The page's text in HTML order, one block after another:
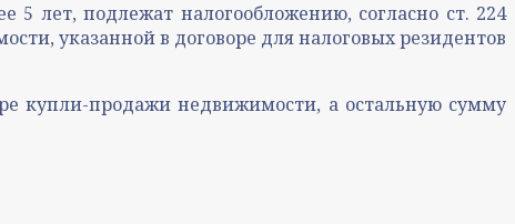
5 лет, подлежат налогообложению, согласно ст. 224
указанной в договоре для налоговых резидентов
купли-продажи недвижимости, а остальную сумму